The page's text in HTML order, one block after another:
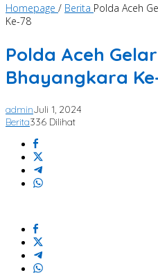
Homepage / Berita Polda Aceh
Ke-78
Polda Aceh
Bhayangkara
adminJuli 1, 2024
Berita336 Dilihat